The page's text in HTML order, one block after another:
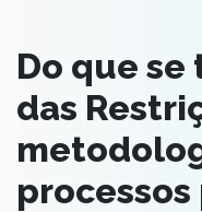
Do que se
das